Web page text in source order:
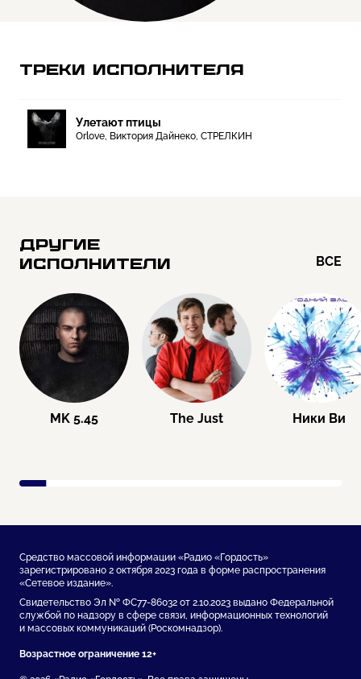
ТРЕКИ ИСПОЛНИТЕЛЯ
Улетают птицы
Orlove, Виктория Дайнеко, СТРЕЛКИН
ДРУГИЕ
ИСПОЛНИТЕЛИ
ВСЕ
MK 5.45 The Just Ники Ви
Средство массовой информации «Радио «Гордость»
зарегистрировано 2 октября 2023 года в форме распространения
«Сетевое издание».
Свидетельство Эл № ФС77-86032 от 2.10.2023 выдано Федеральной
службой по надзору в сфере связи, информационных технологий
и массовых коммуникаций (Роскомнадзор).
Возрастное ограничение 12+